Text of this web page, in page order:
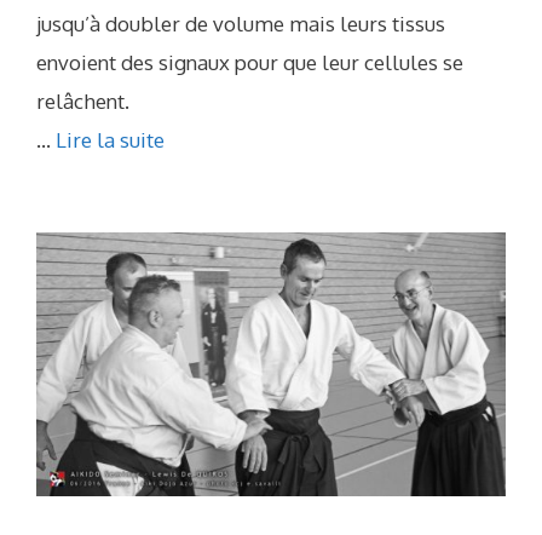
jusqu’à doubler de volume mais leurs tissus
envoient des signaux pour que leur cellules se
relâchent.
... Lire la suite